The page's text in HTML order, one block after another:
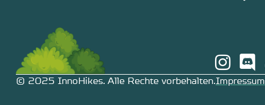
© 2025 InnoHikes. Alle Rechte vorbehalten.Impressum